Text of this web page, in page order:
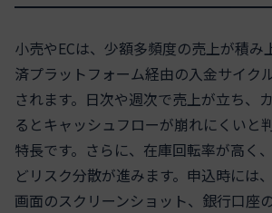
小売やECは、少額多頻度の売上が積み
済プラットフォーム経由の入金サイク
されます。日次や週次で売上が立ち、
るとキャッシュフローが崩れにくいと
特長です。さらに、在庫回転率が高く
どリスク分散が進みます。申込時には
画面のスクリーンショット、銀行口座